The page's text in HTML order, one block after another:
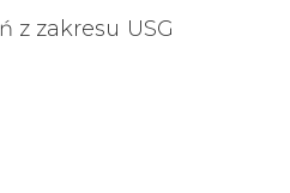
z zakresu USG